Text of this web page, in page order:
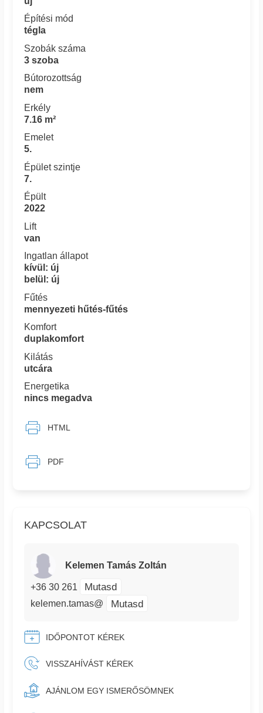
KAPCSOLAT
Kelemen Tamás Zoltán
+36 30 261 Mutasd
kelemen.tamas@ Mutasd
IDŐPONTOT KÉREK
VISSZAHÍVÁST KÉREK
AJÁNLOM EGY ISMERŐSÖMNEK
Építési mód
tégla
Szobák száma
3 szoba
Bútorozottság
nem
Erkély
7.16 m²
Emelet
5.
Épület szintje
7.
Épült
2022
Lift
van
Ingatlan állapot
kívül: új
belül: új
Fűtés
mennyezeti hűtés-fűtés
Komfort
duplakomfort
Kilátás
utcára
Energetika
nincs megadva
HTML
PDF